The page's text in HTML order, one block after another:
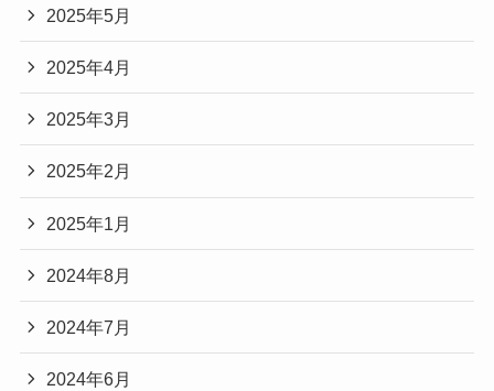
2025年5月
2025年4月
2025年3月
2025年2月
2025年1月
2024年8月
2024年7月
2024年6月